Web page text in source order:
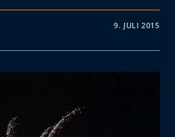
9. JULI 2015